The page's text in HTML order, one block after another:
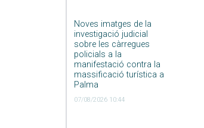
Noves imatges de la
investigació judicial
sobre les càrregues
policials a la
manifestació contra la
massificació turística a
Palma
07/08/2026 10:44